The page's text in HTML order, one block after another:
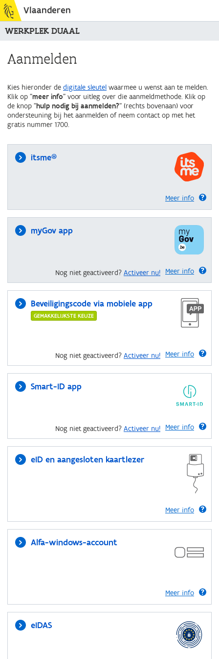
Vlaanderen
WERKPLEK DUAAL
Aanmelden
Kies hieronder de digitale sleutel waarmee u wenst aan te melden.
Klik op "meer info" voor uitleg over die aanmeldmethode. Klik op
de knop "hulp nodig bij aanmelden?" (rechts bovenaan) voor
ondersteuning bij het aanmelden of neem contact op met het
gratis nummer 1700.
itsme®
Meer info
myGov app
Meer info
Nog niet geactiveerd? Activeer nu!
Beveiligingscode via mobiele app
GEMAKKELIJKSTE KEUZE
Meer info
Nog niet geactiveerd? Activeer nu!
Smart-ID app
Meer info
Nog niet geactiveerd? Activeer nu!
eID en aangesloten kaartlezer
Meer info
Alfa-windows-account
Meer info
eIDAS